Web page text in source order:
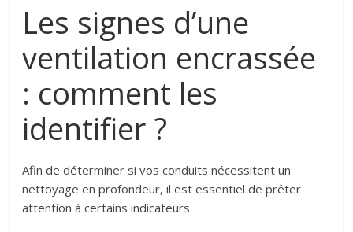
Les signes d’une
ventilation encrassée
: comment les
identifier ?
Afin de déterminer si vos conduits nécessitent un
nettoyage en profondeur, il est essentiel de prêter
attention à certains indicateurs.